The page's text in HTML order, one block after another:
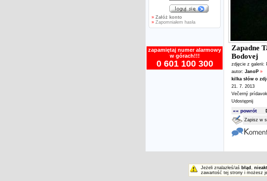
» Załóż konto
» Zapomniałem hasła
zapamiętaj numer alarmowy
w górach!!!
0 601 100 300
Zapadne
Bodovej
zdjęcie z galerii:
autor: JanoP »
kilka słów o
21. 7. 2013
Večerný
Udostępnij
«« powrót
Zapisz w
Jeżeli znalazłeś/aś błąd ,
zawartość tej strony i możesz